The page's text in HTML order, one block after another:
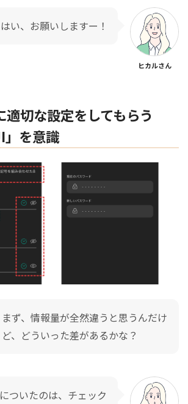
はい、お願いしますー！
ヒカルさん
切な設定をしてもらう
」を意識
まず、情報量が全然違うと思うんだけ
ど、どういった差があるかな？
ついたのは、チェック